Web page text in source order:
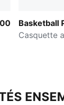
Basketball
Casquette